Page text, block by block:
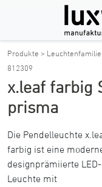
Produkte >
812309
x.leaf farbig
prisma
Die Pendelleuchte
farbig ist eine
designprämiierte LED-
Leuchte mit